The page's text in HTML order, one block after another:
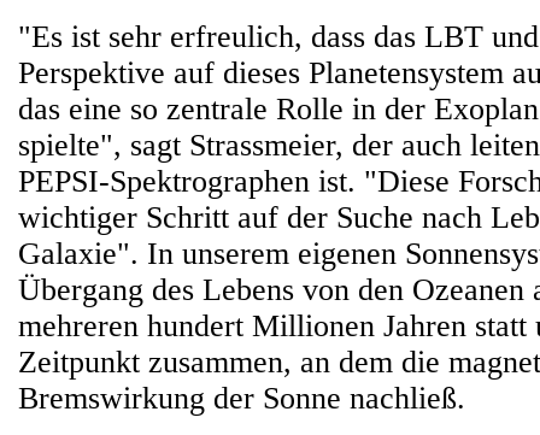
"Es ist sehr erfreulich, dass das LBT
Perspektive auf dieses Planetensystem
das eine so zentrale Rolle in der
spielte", sagt Strassmeier, der auch
PEPSI-Spektrographen ist. "Diese
wichtiger Schritt auf der Suche nach
Galaxie". In unserem eigenen
Übergang des Lebens von den
mehreren hundert Millionen Jahren
Zeitpunkt zusammen, an dem die
Bremswirkung der Sonne nachließ.